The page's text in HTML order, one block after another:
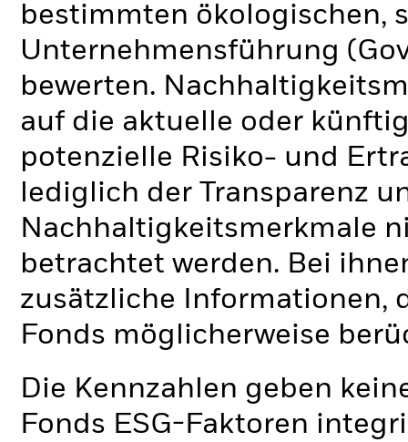
bestimmten ökologischen,
Unternehmensführung
bewerten.
auf die aktuelle oder
potenzielle Risiko- und
lediglich der Transparenz
Nachhaltigkeitsmerkmale
betrachtet werden. Bei
zusätzliche Informationen,
Fonds möglicherweise
Die Kennzahlen geben
Fonds ESG-Faktoren